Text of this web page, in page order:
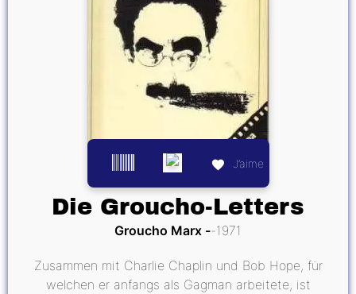
J’aime
Die Groucho-Letters
Groucho Marx 1971
Zusammen mit Charlie Chaplin und Bob Hope, für
welchen er anfangs als Gagman arbeitete, ist